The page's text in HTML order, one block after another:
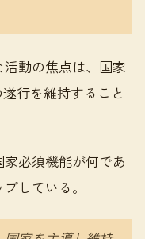
動の焦点は、国家
行を維持すること
必須機能が何であ
している。